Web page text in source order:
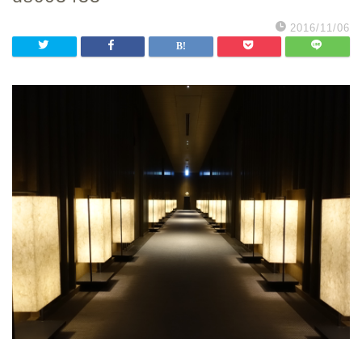
2016/11/06